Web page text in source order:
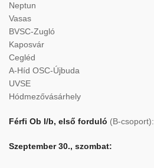
Neptun
Vasas
BVSC-Zugló
Kaposvár
Cegléd
A-Híd OSC-Újbuda
UVSE
Hódmezővásárhely
Férfi Ob I/b, első forduló (B-csoport):
Szeptember 30., szombat: